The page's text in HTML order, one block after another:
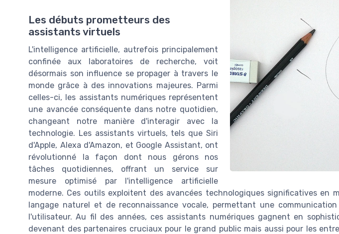
Les débuts prometteurs des
assistants virtuels
L'intelligence artificielle, autrefois principalement
confinée aux laboratoires de recherche, voit
désormais son influence se propager à travers le
monde grâce à des innovations majeures. Parmi
celles-ci, les assistants numériques représentent
une avancée conséquente dans notre quotidien,
changeant notre manière d'interagir avec la
technologie. Les assistants virtuels, tels que Siri
d'Apple, Alexa d'Amazon, et Google Assistant, ont
révolutionné la façon dont nous gérons nos
tâches quotidiennes, offrant un service sur
mesure optimisé par l'intelligence artificielle
moderne. Ces outils exploitent des avancées technologiques significatives en
langage naturel et de reconnaissance vocale, permettant une
l'utilisateur. Au fil des années, ces assistants numériques gagnent en
devenant des partenaires cruciaux pour le grand public mais aussi pour les